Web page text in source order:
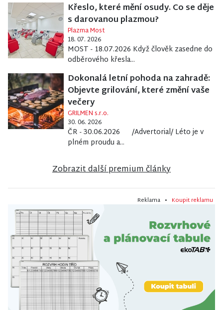
Křeslo, které mění osudy. Co se děje
s darovanou plazmou?
Plazma Most
18. 07. 2026
MOST - 18.07.2026 Když člověk zasedne do
odběrového křesla...
Dokonalá letní pohoda na zahradě:
Objevte grilování, které změní vaše
večery
GRILMEN s.r.o.
30. 06. 2026
ČR - 30.06.2026 /Advertorial/ Léto je v
plném proudu a...
Zobrazit další premium články
Reklama • Koupit reklamu